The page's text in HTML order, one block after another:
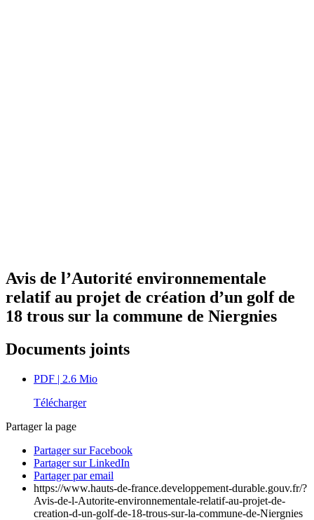
Avis de l’Autorité environnementale
relatif au projet de création d’un golf de
18 trous sur la commune de Niergnies
Documents joints
PDF | 2.6 Mio
Télécharger
Partager la page
Partager sur Facebook
Partager sur LinkedIn
Partager par email
https://www.hauts-de-france.developpement-durable.gouv.fr/?
Avis-de-l-Autorite-environnementale-relatif-au-projet-de-
creation-d-un-golf-de-18-trous-sur-la-commune-de-Niergnies